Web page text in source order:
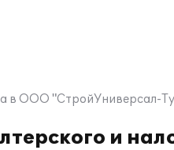
в ООО "СтройУниверсал-
и